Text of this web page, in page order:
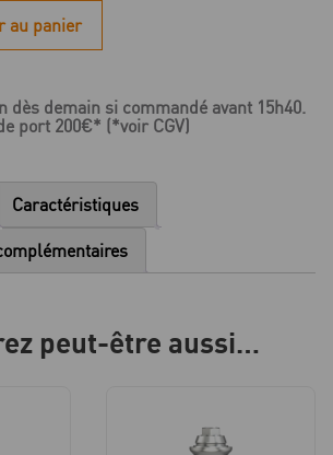
au panier
dès demain si commandé avant 15h40.
port 200€* (*voir CGV)
Caractéristiques
peut-être aussi…